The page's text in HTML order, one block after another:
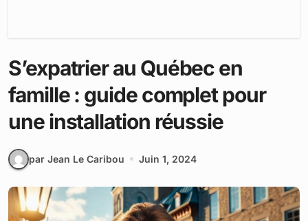
S’expatrier au Québec en
famille : guide complet pour
une installation réussie
par Jean Le Caribou Juin 1, 2024